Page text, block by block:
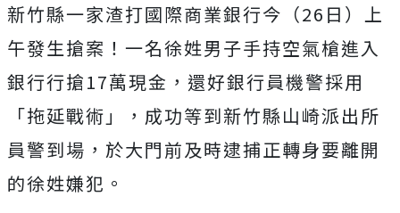
新竹縣一家渣打國際商業銀行今（26 日）上
午發生搶案！一名徐姓男子手持空氣槍進入
銀行行搶17萬現金，還好銀行員機警採用
「拖延戰術」，成功等到新竹縣山崎派出所
員警到場，於大門前及時逮捕正轉身要離開
的徐姓嫌犯。